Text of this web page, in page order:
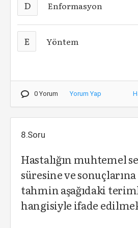
D Enformasyon
E Yöntem
0 Yorum Yorum Yap
8.Soru
Hastalığın muhtemel
süresine ve
tahmin aşağıdaki
hangisiyle ifade